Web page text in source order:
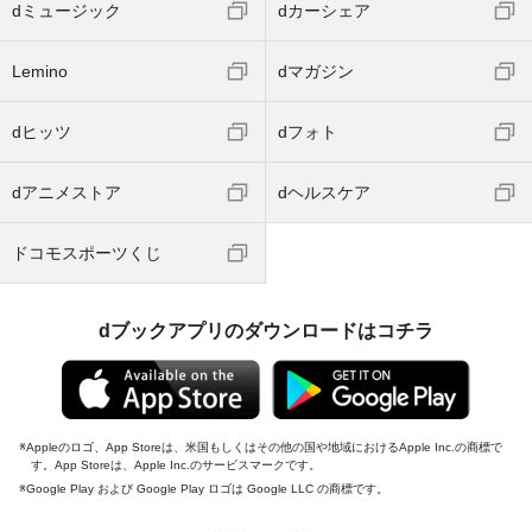
dミュージック dカーシェア
Lemino dマガジン
dヒッツ dフォト
dアニメストア dヘルスケア
ドコモスポーツくじ
dブックアプリのダウンロードはコチラ
Appleのロゴ、App Storeは、米国もしくはその他の国や地域におけるApple Inc.の商標で
す。App Storeは、Apple Inc.のサービスマークです。
Google Play および Google Play ロゴは Google LLC の商標です。